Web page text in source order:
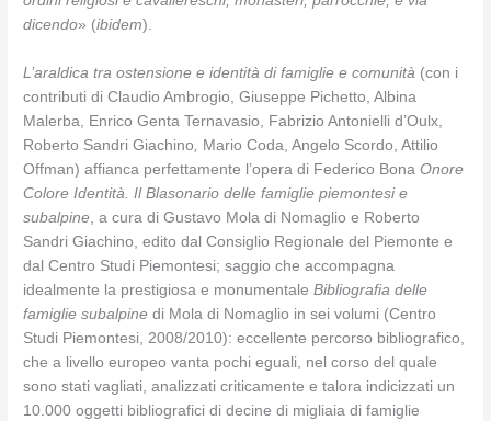
dicendo» (ibidem).
L’araldica tra ostensione e identità di famiglie e comunità (con i
contributi di Claudio Ambrogio, Giuseppe Pichetto, Albina
Malerba, Enrico Genta Ternavasio, Fabrizio Antonielli d’Oulx,
Roberto Sandri Giachino
Mario Coda, Angelo Scordo, Attilio
Offman) affianca perfettamente l’opera di Federico BonaOnore
Colore Identità. Il Blasonario delle famiglie piemontesi e
subalpine , a cura di Gustavo Mola di Nomaglio e Roberto
Sandri Giachino, edito dal Consiglio Regionale del Piemonte e
dal Centro Studi Piemontesi; saggio che accompagna
idealmente la prestigiosa e monumentaleBibliografia delle
famiglie subalpinedi Mola di Nomaglio in sei volumi (Centro
Studi Piemontesi, 2008/2010): eccellente percorso bibliografico,
che a livello europeo vanta pochi eguali, nel corso del quale
sono stati vagliati, analizzati criticamente e talora indicizzati un
10.000 oggetti bibliografici di decine di migliaia di famiglie